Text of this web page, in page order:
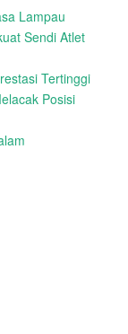
Lampau
Sendi Atlet
Tertinggi
Posisi